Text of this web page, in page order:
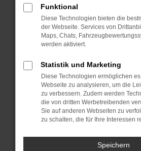
Fenster?
Starte dein Gerät neu.
Das kann manchmal helfen,
Probleme zu beheben.
Stelle sicher, dass dein
Betriebssystem auf dem
sind.
Veraltete Software birgt nicht
Sicherheitsrisiko, sondern
führen, dass bestimmte
Wende dich an den
Funktional
Diese Technologien bieten die
der Webseite. Services von
Maps, Chats,
werden aktiviert.
Statistik und Marketing
Diese Technologien ermöglichen
Webseite zu analysieren, um die
zu verbessern. Zudem werden
die von dritten Werbetreibenden
Sie auf anderen Webseiten zu
zu schalten, die für Ihre Interessen
Speichern